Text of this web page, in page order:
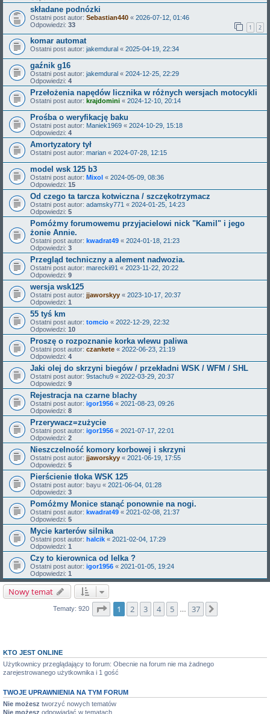
składane podnózki
Ostatni post autor: Sebastian440 « 2026-07-12, 01:46
Odpowiedzi: 33 1 2
komar automat
Ostatni post autor: jakemdural « 2025-04-19, 22:34
gaźnik g16
Ostatni post autor: jakemdural « 2024-12-25, 22:29
Odpowiedzi: 4
Przełożenia napędów licznika w różnych wersjach motocykli
Ostatni post autor: krajdomini « 2024-12-10, 20:14
Prośba o weryfikację baku
Ostatni post autor: Maniek1969 « 2024-10-29, 15:18
Odpowiedzi: 4
Amortyzatory tył
Ostatni post autor: marian « 2024-07-28, 12:15
model wsk 125 b3
Ostatni post autor: Mixol « 2024-05-09, 08:36
Odpowiedzi: 15
Od czego ta tarcza kotwiczna / szczękotrzymacz
Ostatni post autor: adamsky771 « 2024-01-25, 14:23
Odpowiedzi: 5
Pomóżmy forumowemu przyjacielowi nick "Kamil" i jego
żonie Annie.
Ostatni post autor: kwadrat49 « 2024-01-18, 21:23
Odpowiedzi: 3
Przegląd techniczny a alement nadwozia.
Ostatni post autor: mareckii91 « 2023-11-22, 20:22
Odpowiedzi: 9
wersja wsk125
Ostatni post autor: jjaworskyy « 2023-10-17, 20:37
Odpowiedzi: 1
55 tyś km
Ostatni post autor: tomcio « 2022-12-29, 22:32
Odpowiedzi: 10
Proszę o rozpoznanie korka wlewu paliwa
Ostatni post autor: czankete « 2022-06-23, 21:19
Odpowiedzi: 4
Jaki olej do skrzyni biegów / przekładni WSK / WFM / SHL
Ostatni post autor: 9stachu9 « 2022-03-29, 20:37
Odpowiedzi: 9
Rejestracja na czarne blachy
Ostatni post autor: igor1956 « 2021-08-23, 09:26
Odpowiedzi: 8
Przerywacz=zużycie
Ostatni post autor: igor1956 « 2021-07-17, 22:01
Odpowiedzi: 2
Nieszczelność komory korbowej i skrzyni
Ostatni post autor: jjaworskyy « 2021-06-19, 17:55
Odpowiedzi: 5
Pierścienie tłoka WSK 125
Ostatni post autor: bayu « 2021-06-04, 01:28
Odpowiedzi: 3
Pomóżmy Monice stanąć ponownie na nogi.
Ostatni post autor: kwadrat49 « 2021-02-08, 21:37
Odpowiedzi: 5
Mycie karterów silnika
Ostatni post autor: halcik « 2021-02-04, 17:29
Odpowiedzi: 1
Czy to kierownica od lelka ?
Ostatni post autor: igor1956 « 2021-01-05, 19:24
Odpowiedzi: 1
Nowy temat
Tematy: 920 Strona1 z37
1 2 3 4 5 37
KTO JEST ONLINE
Użytkownicy przeglądający to forum: Obecnie na forum nie ma żadnego
zarejestrowanego użytkownika i 1 gość
TWOJE UPRAWNIENIA NA TYM FORUM
Nie możesz tworzyć nowych tematów
Nie możesz odpowiadać w tematach